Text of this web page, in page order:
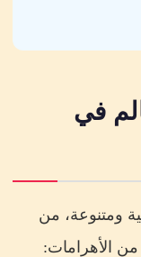
في
ومتنوعة، من
من الأهرامات: